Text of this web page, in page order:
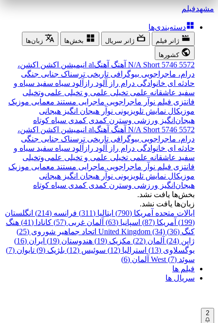
مشهدفیلم
دسته‌بندی‌ها
ژانر فیلم ژانر سریال بخش‌ها
زبان‌ها
کشورها
5572
5746
N/A Short آهنگ آهنگal انیمیشن اکشن اکشن،
درام، ماجراجویی بیوگرافی تاریخی ترسناک جنایی جنگی
حادثه ای خانوادگی درام راز آلود رازآلود سیاه سفید سیاه و
سفید عاشقانه علمی تخیلی علمی و تخیلی علمی‌و‌تخیلی
فانتزی فیلم نوآر ماجراجویی ماجرایی مستند معمایی موزیک
موزیکال نمایش تلویزیونی نوآر هیجان انگیز هیجانی
هیجان‌انگیز ورزشی وسترن کمدی کمدی سیاه کوتاه
5572
5746
N/A Short آهنگ آهنگal انیمیشن اکشن اکشن،
درام، ماجراجویی بیوگرافی تاریخی ترسناک جنایی جنگی
حادثه ای خانوادگی درام راز آلود رازآلود سیاه سفید سیاه و
سفید عاشقانه علمی تخیلی علمی و تخیلی علمی‌و‌تخیلی
فانتزی فیلم نوآر ماجراجویی ماجرایی مستند معمایی موزیک
موزیکال نمایش تلویزیونی نوآر هیجان انگیز هیجانی
هیجان‌انگیز ورزشی وسترن کمدی کمدی سیاه کوتاه
بخش‌ها یافت نشد.
زبان‌ها یافت نشد.
ایالات متحده آمریکا (790)
ایتالیا (311) فرانسه (214)
انگلستان
(199)
آمریکا (87) اسپانیا (63) آلمان غربی (57) کانادا (41)
هنگ
کنگ (36)
United Kingdom (34) اتحاد جماهیر شوروی (25)
ژاپن (24)
آلمان (22) مکزیک (19) هندوستان (19)
ایران (16)
یوگسلاوی (13)
استرالیا (12) سوئیس (12) بلژیک (9)
تایوان (7)
سوئد (7)
West آلمان (6)
فیلم ها
سریال ها
2